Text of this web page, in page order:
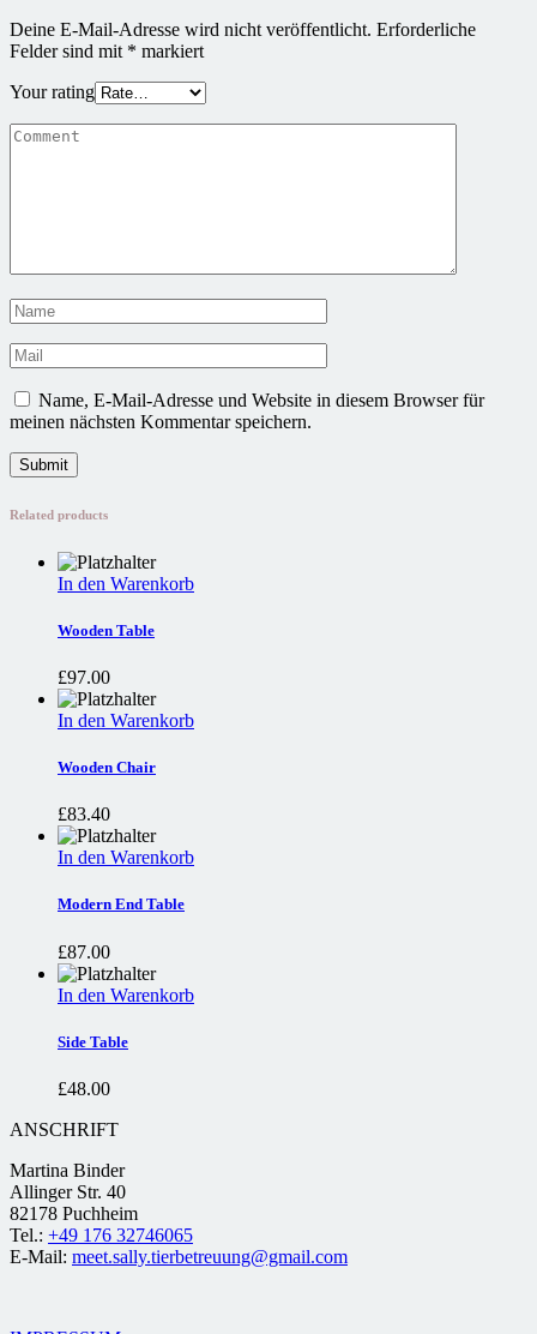
Deine E-Mail-Adresse wird nicht veröffentlicht. Erforderliche
Felder sind mit * markiert
Your rating
Name, E-Mail-Adresse und Website in diesem Browser für
meinen nächsten Kommentar speichern.
Related products
In den Warenkorb
Wooden Table
£97.00
In den Warenkorb
Wooden Chair
£83.40
In den Warenkorb
Modern End Table
£87.00
In den Warenkorb
Side Table
£48.00
ANSCHRIFT
Martina Binder
Allinger Str. 40
82178 Puchheim
Tel.: +49 176 32746065
E-Mail: meet.sally.tierbetreuung@gmail.com